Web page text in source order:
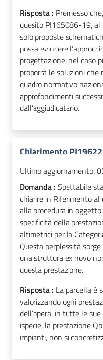
Risposta : Premesso
quesito PI165086-19, al
solo proposte
possa evincere
progettazione, nel caso
proporrà le soluzioni
quadro normativo
approfondimenti
dall’aggiudicatario.
Chiarimento
Ultimo aggiornamento:
Domanda : Spettabile
chiarire in Riferimento
alla procedura in
specificità della
altimetrici per la
Questa perplessità
una struttura ex novo
questa prestazione.
Risposta : La parcella è
valorizzando ogni
dell’opera, in tutte le
ispecie, la prestazione
impianti, non si